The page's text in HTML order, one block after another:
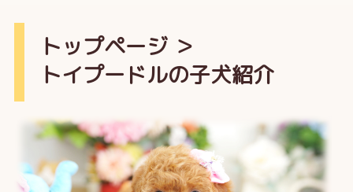
トップページ＞
トイプードルの子犬紹介